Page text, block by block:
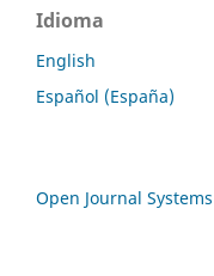
Idioma
English
Español (España)
Open Journal Systems